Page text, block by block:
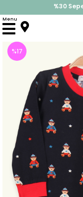
%30
İndirimlere
Menu
Anasayfa Pijama & İç
%17